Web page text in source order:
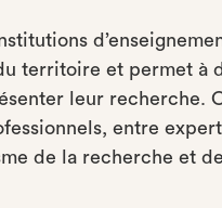
territoire et permet à
leur recherche.
entre
de la recherche et